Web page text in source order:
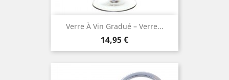
Verre À Vin Gradué – Verre...
Prix
14,95 €